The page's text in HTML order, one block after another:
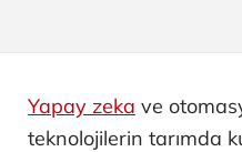
Yapay zeka ve
teknolojilerin tarımda